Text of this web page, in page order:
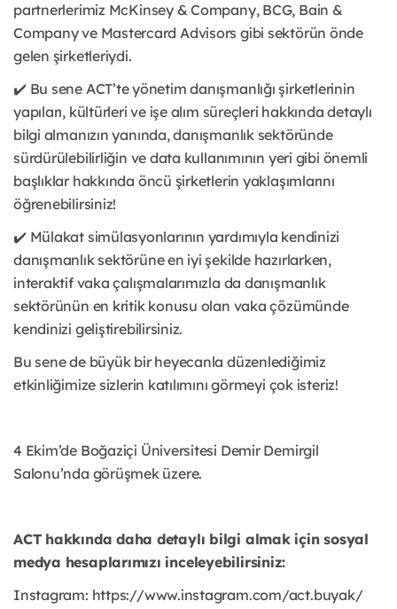
partnerlerimiz McKinsey & Company, BCG, Bain &
Company ve Mastercard Advisors gibi sektörün önde
gelen şirketleriydi.
✔️ Bu sene ACT’te yönetim danışmanlığı şirketlerinin
yapıları, kültürleri ve işe alım süreçleri hakkında detaylı
bilgi almanızın yanında, danışmanlık sektöründe
sürdürülebilirliğin ve data kullanımının yeri gibi önemli
başlıklar hakkında öncü şirketlerin yaklaşımlarını
öğrenebilirsiniz!
✔️ Mülakat simülasyonlarının yardımıyla kendinizi
danışmanlık sektörüne en iyi şekilde hazırlarken,
interaktif vaka çalışmalarımızla da danışmanlık
sektörünün en kritik konusu olan vaka çözümünde
kendinizi geliştirebilirsiniz.
Bu sene de büyük bir heyecanla düzenlediğimiz
etkinliğimize sizlerin katılımını görmeyi çok isteriz!
4 Ekim’de Boğaziçi Üniversitesi Demir Demirgil
Salonu’nda görüşmek üzere.
ACT hakkında daha detaylı bilgi almak için sosyal
medya hesaplarımızı inceleyebilirsiniz:
Instagram: https://www.instagram.com/act.buyak/